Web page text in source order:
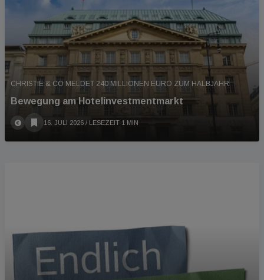
CHRISTIE & CO MELDET 240 MILLIONEN EURO ZUM HALBJAHR
Bewegung am Hotelinvestmentmarkt
16. JULI 2026 / LESEZEIT 1 MIN